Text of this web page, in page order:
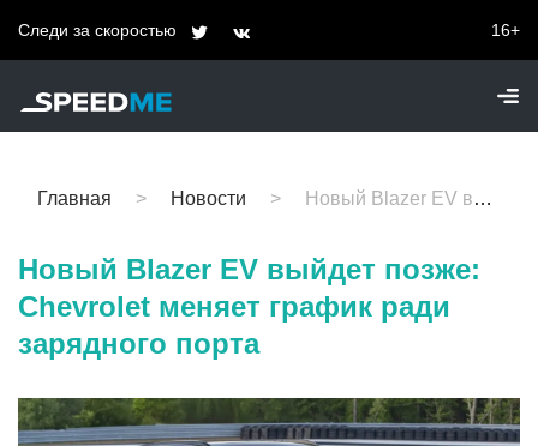
Следи за скоростью 16+
Главная Новости Новый Blazer EV выйдет позже: Chevrolet меняет график ради зарядного порта
Новый Blazer EV выйдет позже:
Chevrolet меняет график ради
зарядного порта